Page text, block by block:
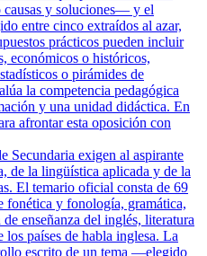
causas y soluciones— y el
entre cinco extraídos al azar,
prácticos pueden incluir
económicos o históricos,
o pirámides de
la competencia pedagógica
y una unidad didáctica. En
afrontar esta oposición con
Secundaria exigen al aspirante
de la lingüística aplicada y de la
El temario oficial consta de 69
fonética y fonología, gramática,
enseñanza del inglés, literatura
países de habla inglesa. La
escrito de un tema —elegido